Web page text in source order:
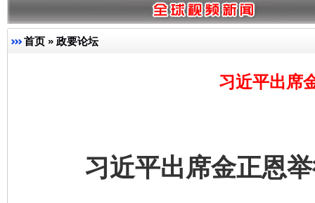
首页 » 政要论坛
习近平出席
习近平出席金正恩举